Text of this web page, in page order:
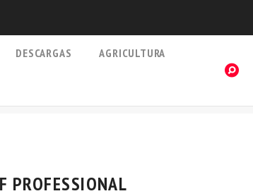
DESCARGAS AGRICULTURA
PROFESSIONAL